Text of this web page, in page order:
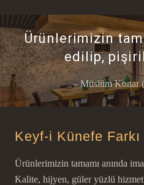
Ürünlerimizin
edilip,
– Müslüm Konar
Keyf-i Künefe Farkı
Ürünlerimizin tamamı anında
Kalite, hijyen, güler yüzlü hizmet